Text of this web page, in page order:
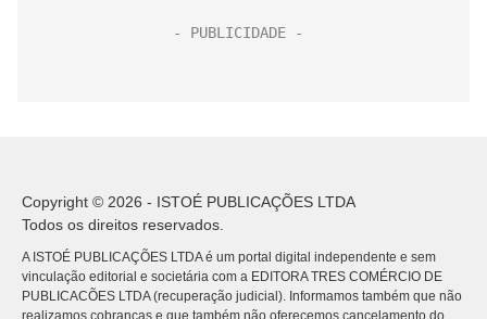
Copyright © 2026 - ISTOÉ PUBLICAÇÕES LTDA
Todos os direitos reservados.
A ISTOÉ PUBLICAÇÕES LTDA é um portal digital independente e sem
vinculação editorial e societária com a EDITORA TRES COMÉRCIO DE
PUBLICACÕES LTDA (recuperação judicial). Informamos também que não
realizamos cobranças e que também não oferecemos cancelamento do